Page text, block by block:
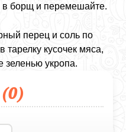
в борщ и перемешайте.
перец и соль по
тарелку кусочек мяса,
зеленью укропа.
0)